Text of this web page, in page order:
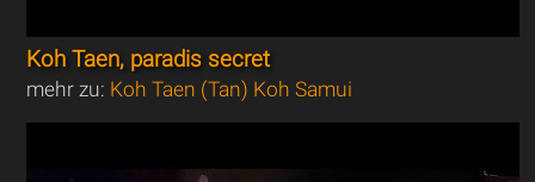
Koh Taen, paradis secret
mehr zu: Koh Taen (Tan) Koh Samui